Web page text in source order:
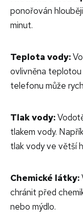
ponořován
minut.
Teplota vody:
ovlivněna teplotou
telefonu může
Tlak vody:
tlakem vody.
tlak vody ve větší
Chemické látky:
chránit před
nebo mýdlo.